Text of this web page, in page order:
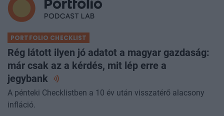
PORTFOLIO CHECKLIST
Rég látott ilyen jó adatot a magyar gazdaság:
már csak az a kérdés, mit lép erre a
jegybank
A pénteki Checklistben a 10 év után visszatérő alacsony
infláció.